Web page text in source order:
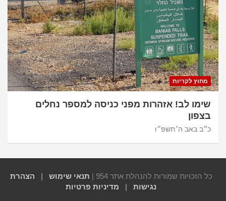
מחוץ לקריות
שימו לב! אזהרות מפני כניסה למספר נחלים
בצפון
כ״ב באב ה׳תשפ״ו
כל הזכויות שמורות להנהלת אתר 954 | תנאי שימוש | הצהרת
נגישות | מדיניות פרטיות